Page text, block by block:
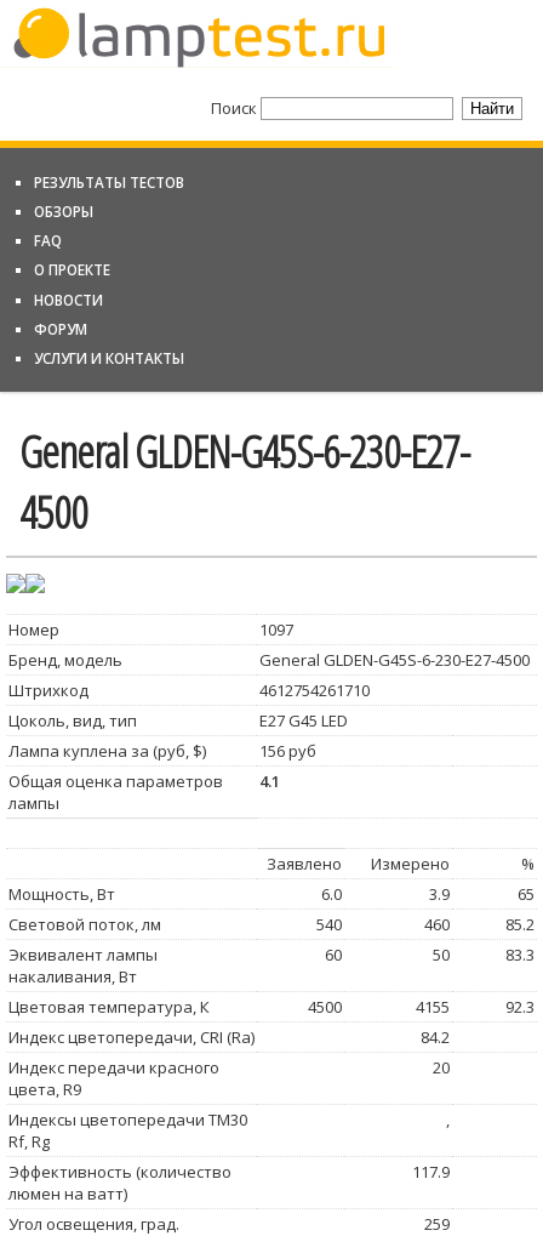
Поиск
РЕЗУЛЬТАТЫ ТЕСТОВ
ОБЗОРЫ
FAQ
О ПРОЕКТЕ
НОВОСТИ
ФОРУМ
УСЛУГИ И КОНТАКТЫ
General GLDEN-G45S-6-230-E27-
4500
Номер
1097
Бренд, модель
General GLDEN-G45S-6-230-E27-4500
Штрихкод
4612754261710
Цоколь, вид, тип
E27 G45 LED
Лампа куплена за (руб, $)
156 руб
Общая оценка параметров
лампы
4.1
Заявлено Измерено
%
Мощность, Вт
6.0 3.9
65
Световой поток, лм
540 460
85.2
Эквивалент лампы
накаливания, Вт
60 50 83.3
Цветовая температура, К 4500 4155
92.3
Индекс цветопередачи, CRI (Ra)
84.2
Индекс передачи красного
цвета, R9
20
Индексы цветопередачи TM30
Rf, Rg
,
Эффективность (количество
люмен на ватт)
117.9
Угол освещения, град.
259